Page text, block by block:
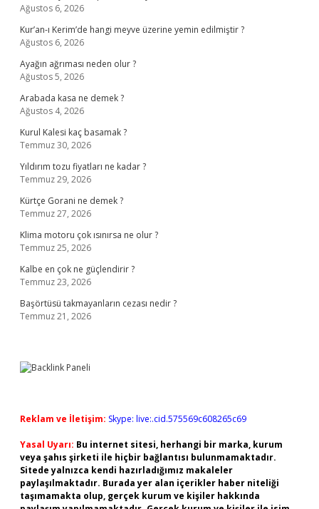
Ağustos 6, 2026
Kur’an-ı Kerim’de hangi meyve üzerine yemin edilmiştir ?
Ağustos 6, 2026
Ayağın ağrıması neden olur ?
Ağustos 5, 2026
Arabada kasa ne demek ?
Ağustos 4, 2026
Kurul Kalesi kaç basamak ?
Temmuz 30, 2026
Yıldırım tozu fiyatları ne kadar ?
Temmuz 29, 2026
Kürtçe Gorani ne demek ?
Temmuz 27, 2026
Klima motoru çok ısınırsa ne olur ?
Temmuz 25, 2026
Kalbe en çok ne güçlendirir ?
Temmuz 23, 2026
Başörtüsü takmayanların cezası nedir ?
Temmuz 21, 2026
Reklam ve İletişim: Skype: live:.cid.575569c608265c69
Yasal Uyarı: Bu internet sitesi, herhangi bir marka, kurum
veya şahıs şirketi ile hiçbir bağlantısı bulunmamaktadır.
Sitede yalnızca kendi hazırladığımız makaleler
paylaşılmaktadır. Burada yer alan içerikler haber niteliği
taşımamakta olup, gerçek kurum ve kişiler hakkında